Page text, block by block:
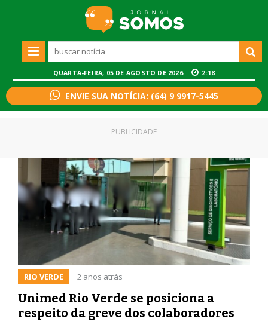
QUARTA-FEIRA, 05 DE AGOSTO DE 2026 2:18
ENVIE SUA NOTÍCIA: (64) 9 9917-5445
RIO VERDE 2 anos atrás
Unimed Rio Verde se posiciona a
respeito da greve dos colaboradores
PUBLICIDADE